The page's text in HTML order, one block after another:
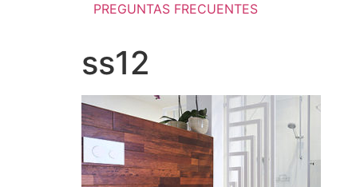
PREGUNTAS FRECUENTES
ss12